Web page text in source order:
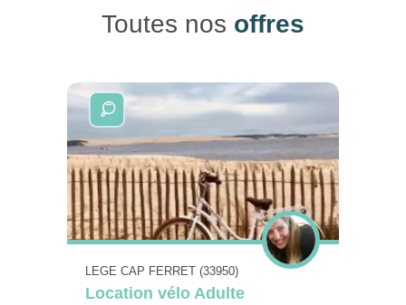
Toutes nos offres
LEGE CAP FERRET (33950)
Location vélo Adulte